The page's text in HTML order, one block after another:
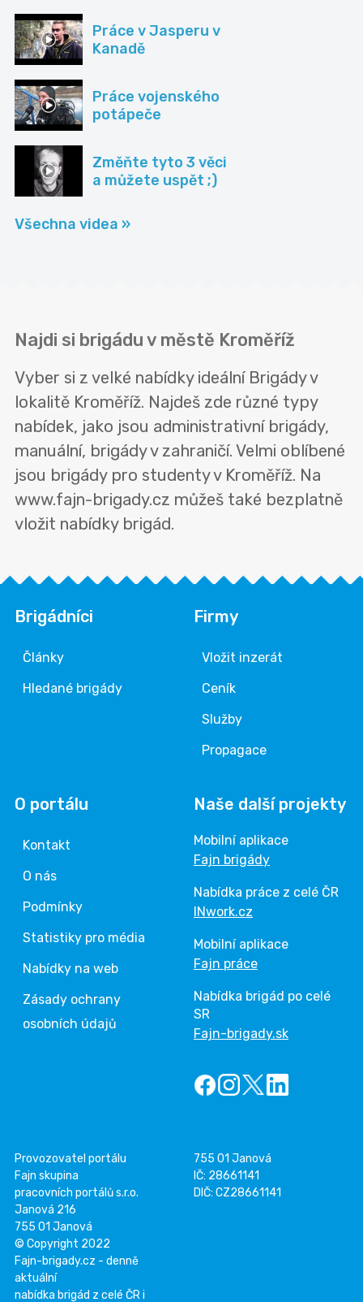
Práce v Jasperu v
Kanadě
Práce vojenského
potápeče
Změňte tyto 3 věci
a můžete uspět ;)
Všechna videa »
Najdi si brigádu v městě Kroměříž
Vyber si z velké nabídky ideální Brigády v
lokalitě Kroměříž. Najdeš zde různé typy
nabídek, jako jsou administrativní brigády,
manuální, brigády v zahraničí. Velmi oblíbené
jsou brigády pro studenty v Kroměříž. Na
www.fajn-brigady.cz můžeš také bezplatně
vložit nabídky brigád.
Brigádníci
Články
Hledané brigády
Firmy
Vložit inzerát
Ceník
Služby
Propagace
O portálu
Kontakt
O nás
Podmínky
Statistiky pro média
Nabídky na web
Zásady ochrany
osobních údajů
Naše další projekty
Mobilní aplikace
Fajn brigády
Nabídka práce z celé ČR
INwork.cz
Mobilní aplikace
Fajn práce
Nabídka brigád po celé
SR
Fajn-brigady.sk
Provozovatel portálu
Fajn skupina
pracovních portálů s.r.o.
Janová 216
755 01 Janová
755 01 Janová
IČ: 28661141
DIČ: CZ28661141
© Copyright 2022
Fajn-brigady.cz - denně
aktuální
nabídka brigád z celé ČR i